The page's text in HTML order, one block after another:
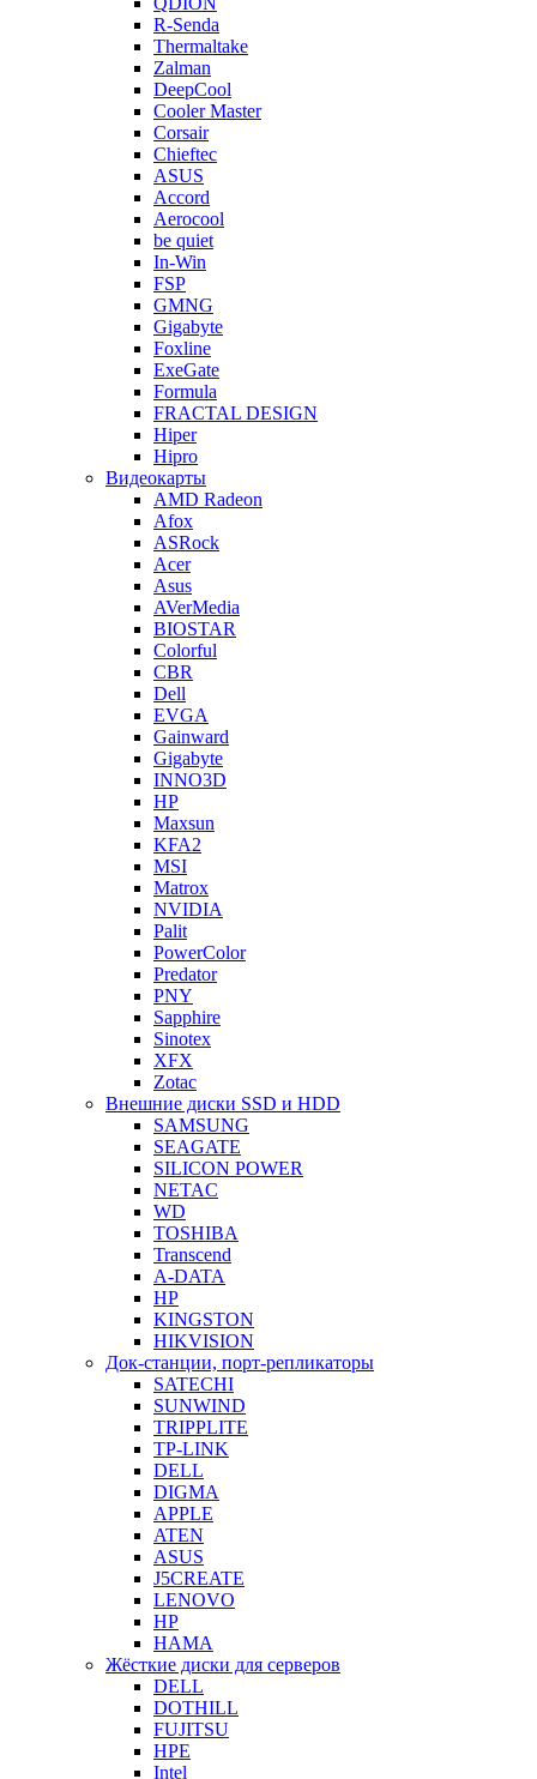
R-Senda
Thermaltake
Zalman
DeepCool
Cooler Master
Corsair
Chieftec
ASUS
Accord
Aerocool
be quiet
In-Win
FSP
GMNG
Gigabyte
Foxline
ExeGate
Formula
FRACTAL DESIGN
Hiper
Hipro
Видеокарты
AMD Radeon
Afox
ASRock
Acer
Asus
AVerMedia
BIOSTAR
Colorful
CBR
Dell
EVGA
Gainward
Gigabyte
INNO3D
HP
Maxsun
KFA2
MSI
Matrox
NVIDIA
Palit
PowerColor
Predator
PNY
Sapphire
Sinotex
XFX
Zotac
Внешние диски SSD и HDD
SAMSUNG
SEAGATE
SILICON POWER
NETAC
WD
TOSHIBA
Transcend
A-DATA
HP
KINGSTON
HIKVISION
Док-станции, порт-репликаторы
SATECHI
SUNWIND
TRIPPLITE
TP-LINK
DELL
DIGMA
APPLE
ATEN
ASUS
J5CREATE
LENOVO
HP
HAMA
Жёсткие диски для серверов
DELL
DOTHILL
FUJITSU
HPE
Intel